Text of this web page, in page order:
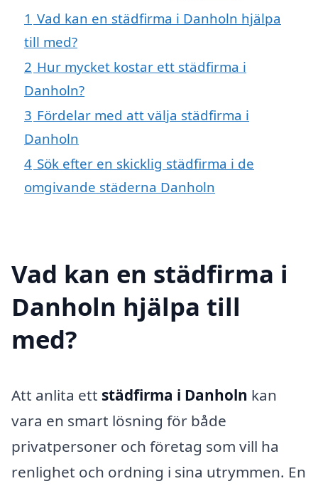
1 Vad kan en städfirma i Danholn hjälpa
till med?
2 Hur mycket kostar ett städfirma i
Danholn?
3 Fördelar med att välja städfirma i
Danholn
4 Sök efter en skicklig städfirma i de
omgivande städerna Danholn
Vad kan en städfirma i
Danholn hjälpa till
med?
Att anlita ett städfirma i Danholn kan
vara en smart lösning för både
privatpersoner och företag som vill ha
renlighet och ordning i sina utrymmen. En